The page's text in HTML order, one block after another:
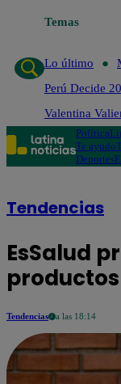
Temas
Lo último
Perú Decide
Valentina
Política
Te ayudo
Deportes
Tendencias
EsSalud
Tendencias a las 18:14